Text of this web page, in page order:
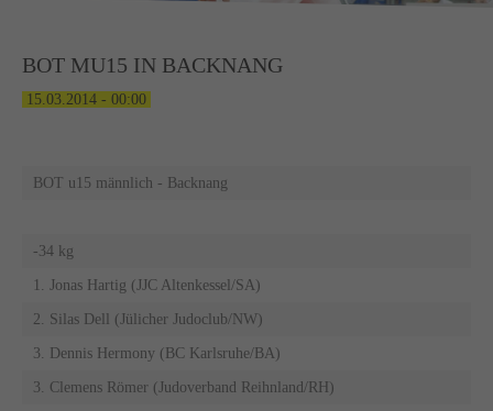
BOT MU15 IN BACKNANG
15.03.2014 - 00:00
BOT u15 männlich - Backnang
-34 kg
1. Jonas Hartig (JJC Altenkessel/SA)
2. Silas Dell (Jülicher Judoclub/NW)
3. Dennis Hermony (BC Karlsruhe/BA)
3. Clemens Römer (Judoverband Reihnland/RH)